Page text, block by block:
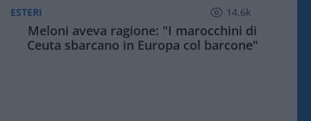
ESTERI 14.6k
Meloni aveva ragione: "I marocchini di
Ceuta sbarcano in Europa col barcone"